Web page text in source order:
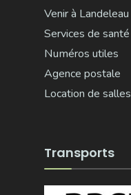
Venir à Landeleau
Services de santé
Numéros utiles
Agence postale
Location de salles
Transports